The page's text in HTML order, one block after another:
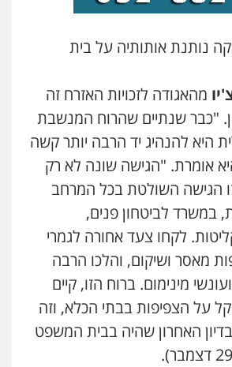
איהאב ג'לג'ולי
צבאי מעצרים וחקירות
אייל בסרגליק
כלכלי צווארון לבן עורכי דין לענייני
אזרחי נדל"ן / עסקים
זוהר ארבל
פשיעה חמורה
נותנת אותותיה על בית
מהאגודה לזכויות האזרח זה
"כבר שנתיים שהרוח המנשבת
היא להנהיג יד הרבה יותר קשה
אומרת. "הגישה שונה לא רק
הגישה השולטת בכל המרחב
במשרד לביטחון פנים,
לקחו צעד אחורה לגמרי
מאסר ושיקום, והלכו הרבה
מינימום. ברוח הזו, קיים
על הצפיפות בבתי הכלא, וזה
האחרון שהיה בבית המשפט